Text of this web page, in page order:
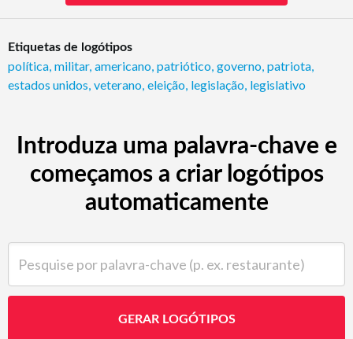
Etiquetas de logótipos
política militar, americano patriótico governo patriota
estados unidos veterano eleição legislação legislativo
Introduza uma palavra-chave e
começamos a criar logótipos
automaticamente
GERAR LOGÓTIPOS